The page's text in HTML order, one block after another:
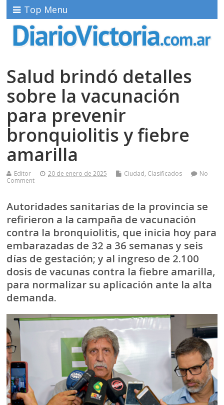
Top Menu
Salud brindó detalles
sobre la vacunación
para prevenir
bronquiolitis y fiebre
amarilla
Editor 20 de enero de 2025 Ciudad, Clasificados
No
Comment
Autoridades sanitarias de la provincia se
refirieron a la campaña de vacunación
contra la bronquiolitis, que inicia hoy para
embarazadas de 32 a 36 semanas y seis
días de gestación; y al ingreso de 2.100
dosis de vacunas contra la fiebre amarilla,
para normalizar su aplicación ante la alta
demanda.